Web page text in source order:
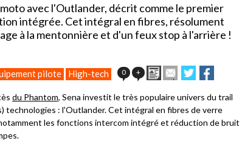
avec l'Outlander, décrit comme le premier
intégrée. Cet intégral en fibres, résolument
à la mentonnière et d'un feux stop à l'arrière !
pilote High-tech 0 + ImprimerEnvoyer
cet
à
un
ami
Partager
sur
sur
du Phantom, Sena investit le très populaire univers du trail
technologies : l'Outlander. Cet intégral en fibres de verre
les fonctions intercom intégré et réduction de bruit